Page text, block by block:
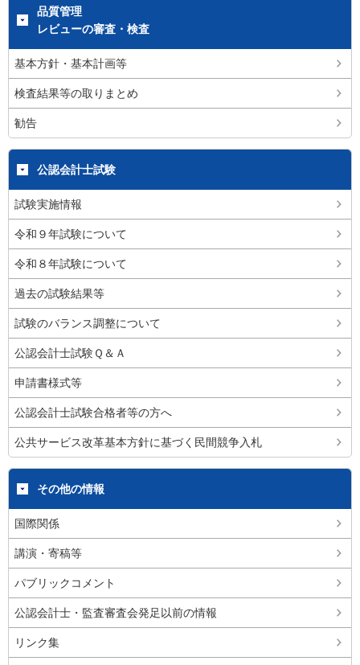
品質管理
レビューの審査・検査
基本方針・基本計画等
検査結果等の取りまとめ
勧告
公認会計士試験
試験実施情報
令和９年試験について
令和８年試験について
過去の試験結果等
試験のバランス調整について
公認会計士試験Ｑ＆Ａ
申請書様式等
公認会計士試験合格者等の方へ
公共サービス改革基本方針に基づく民間競争入札
その他の情報
国際関係
講演・寄稿等
パブリックコメント
公認会計士・監査審査会発足以前の情報
リンク集